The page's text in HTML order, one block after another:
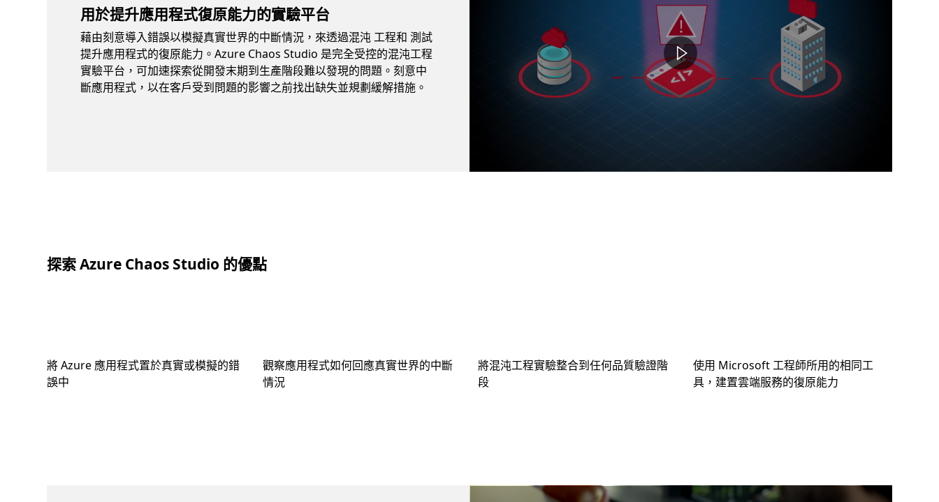
用於提升應用程式復原能力的實驗平台
藉由刻意導入錯誤以模擬真實世界的中斷情況，來透過混沌 工程和 測試
提升應用程式的復原能力。Azure Chaos Studio 是完全受控的混沌工程
實驗平台，可加速探索從開發末期到生產階段難以發現的問題。刻意中
斷應用程式，以在客戶受到問題的影響之前找出缺失並規劃緩解措施。
探索 Azure Chaos Studio 的優點
將 Azure 應用程式置於真實或模擬的錯
誤中
觀察應用程式如何回應真實世界的中斷
情況
將混沌工程實驗整合到任何品質驗證階
段
使用 Microsoft 工程師所用的相同工
具，建置雲端服務的復原能力
Video container